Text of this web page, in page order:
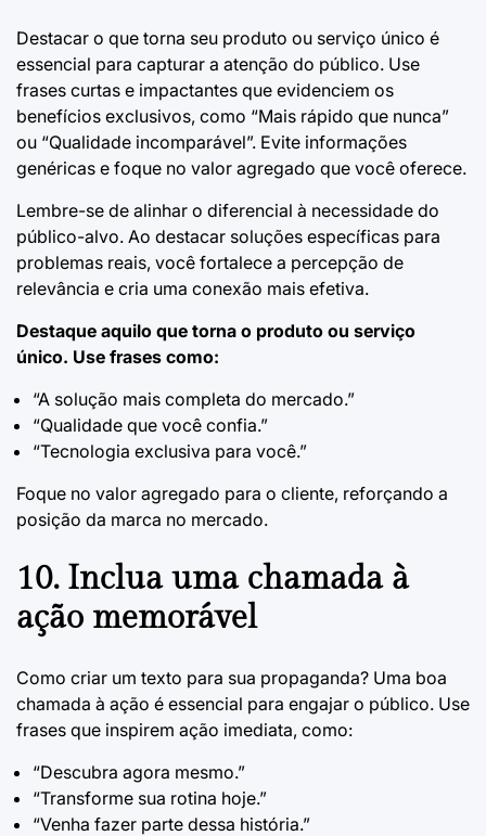
Destacar o que torna seu produto ou serviço único é
essencial para capturar a atenção do público. Use
frases curtas e impactantes que evidenciem os
benefícios exclusivos, como “Mais rápido que nunca”
ou “Qualidade incomparável”. Evite informações
genéricas e foque no valor agregado que você oferece.
Lembre-se de alinhar o diferencial à necessidade do
público-alvo. Ao destacar soluções específicas para
problemas reais, você fortalece a percepção de
relevância e cria uma conexão mais efetiva.
Destaque aquilo que torna o produto ou serviço
único. Use frases como:
“A solução mais completa do mercado.”
“Qualidade que você confia.”
“Tecnologia exclusiva para você.”
Foque no valor agregado para o cliente, reforçando a
posição da marca no mercado.
10. Inclua uma chamada à
ação memorável
Como criar um texto para sua propaganda? Uma boa
chamada à ação é essencial para engajar o público. Use
frases que inspirem ação imediata, como:
“Descubra agora mesmo.”
“Transforme sua rotina hoje.”
“Venha fazer parte dessa história.”